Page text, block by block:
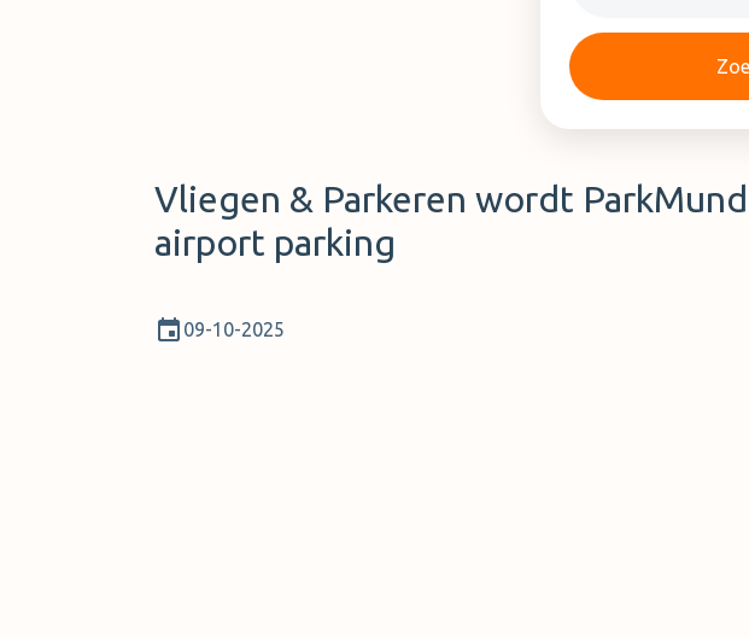
Vliegen & Parkeren wordt
airport parking
09-10-2025